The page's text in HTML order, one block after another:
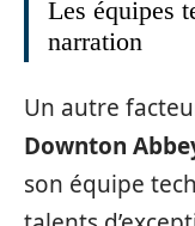
Les équipes
narration
Un autre
Downton
son équipe